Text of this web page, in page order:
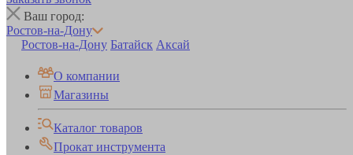
Ваш город:
Ростов-на-Дону
Ростов-на-Дону Батайск Аксай
О компании
Магазины
Каталог товаров
Прокат инструмента